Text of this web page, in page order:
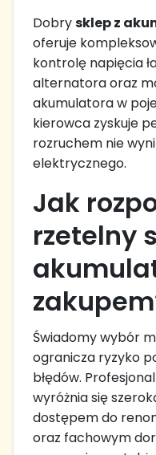
Dobrysklep z
oferuje
kontrolę napięcia
alternatora oraz
akumulatora w
kierowca zyskuje
rozruchem nie
elektrycznego.
Jak
rzetelny
Świadomy wybór
ogranicza ryzyko
błędów.
wyróżnia się
dostępem do
oraz fachowym